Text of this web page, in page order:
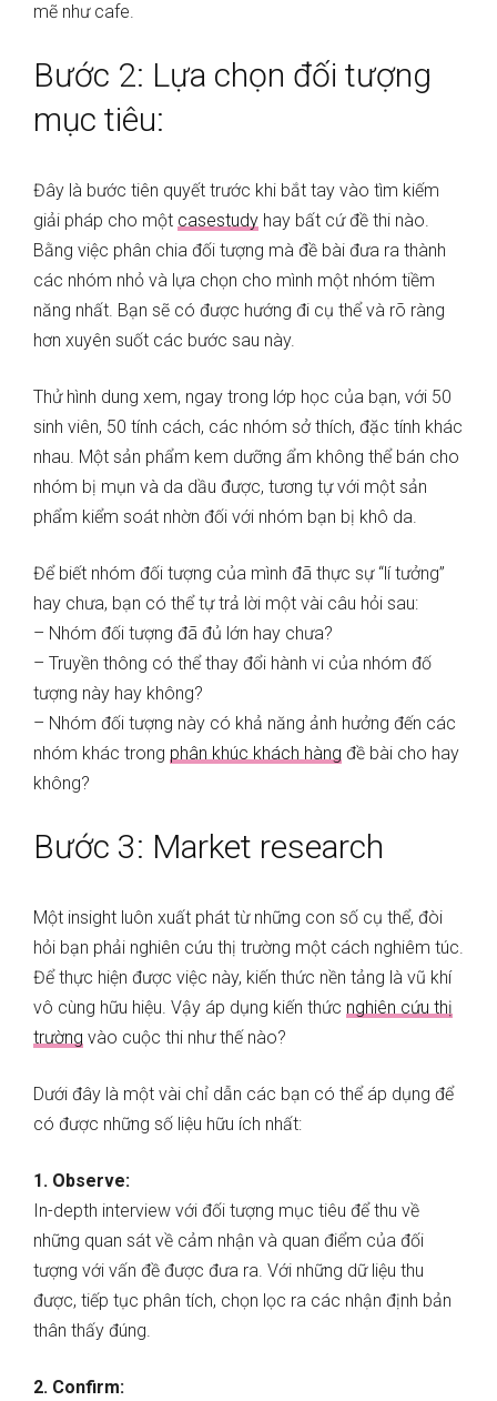
mẽ như cafe.
Bước 2: Lựa chọn đối tượng
mục tiêu:
Đây là bước tiên quyết trước khi bắt tay vào tìm kiếm
giải pháp cho một casestudy hay bất cứ đề thi nào.
Bằng việc phân chia đối tượng mà đề bài đưa ra thành
các nhóm nhỏ và lựa chọn cho mình một nhóm tiềm
năng nhất. Bạn sẽ có được hướng đi cụ thể và rõ ràng
hơn xuyên suốt các bước sau này.
Thử hình dung xem, ngay trong lớp học của bạn, với 50
sinh viên, 50 tính cách, các nhóm sở thích, đặc tính khác
nhau. Một sản phẩm kem dưỡng ẩm không thể bán cho
nhóm bị mụn và da dầu được, tương tự với một sản
phẩm kiểm soát nhờn đối với nhóm bạn bị khô da.
Để biết nhóm đối tượng của mình đã thực sự “lí tưởng”
hay chưa, bạn có thể tự trả lời một vài câu hỏi sau:
– Nhóm đối tượng đã đủ lớn hay chưa?
– Truyền thông có thể thay đổi hành vi của nhóm đố
tượng này hay không?
– Nhóm đối tượng này có khả năng ảnh hưởng đến các
nhóm khác trong phân khúc khách hàng đề bài cho hay
không?
Bước 3: Market research
Một insight luôn xuất phát từ những con số cụ thể, đòi
hỏi bạn phải nghiên cứu thị trường một cách nghiêm túc.
Để thực hiện được việc này, kiến thức nền tảng là vũ khí
vô cùng hữu hiệu. Vậy áp dụng kiến thức nghiên cứu thị
trường vào cuộc thi như thế nào?
Dưới đây là một vài chỉ dẫn các bạn có thể áp dụng để
có được những số liệu hữu ích nhất:
1. Observe:
In-depth interview với đối tượng mục tiêu để thu về
những quan sát về cảm nhận và quan điểm của đối
tượng với vấn đề được đưa ra. Với những dữ liệu thu
được, tiếp tục phân tích, chọn lọc ra các nhận định bản
thân thấy đúng.
2. Confirm: